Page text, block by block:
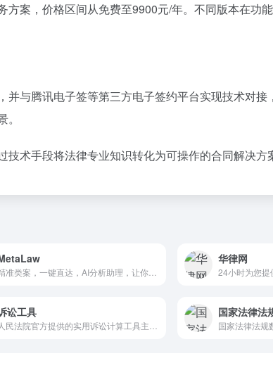
案，价格区间从免费至9900元/年。不同版本在功
与腾讯电子签等第三方电子签约平台实现技术对
术手段将法律专业知识转化为可操作的合同解决方
华律网
24小时为您提
讼工具 国家法律法
国家法律法规